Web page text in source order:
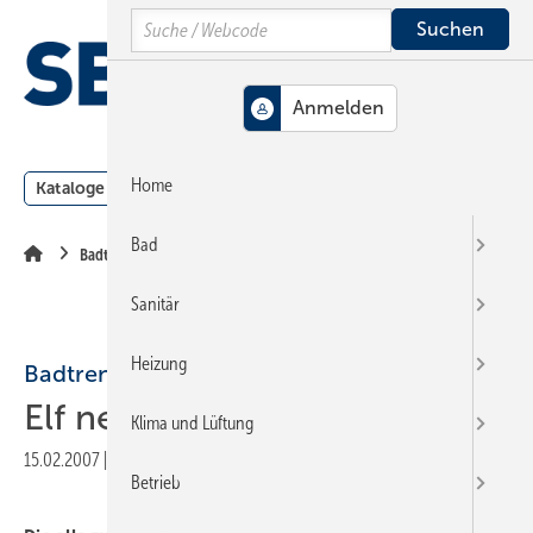
Hauptinhalt
Hauptmenü
SiteSearch
Kataloge Meldungen
Badtrends
Badtrends
Elf neue Hoffnungsträger
15.02.2007
Search
Home
Bad
Sanitär
Heizung
Klima und Lüftung
Betrieb